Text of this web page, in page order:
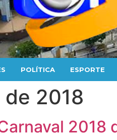
POLÍTICA ESPORTE
2018